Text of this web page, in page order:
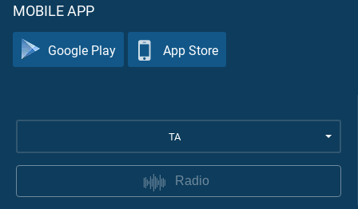
MOBILE APP
Google Play App Store
TA
Radio